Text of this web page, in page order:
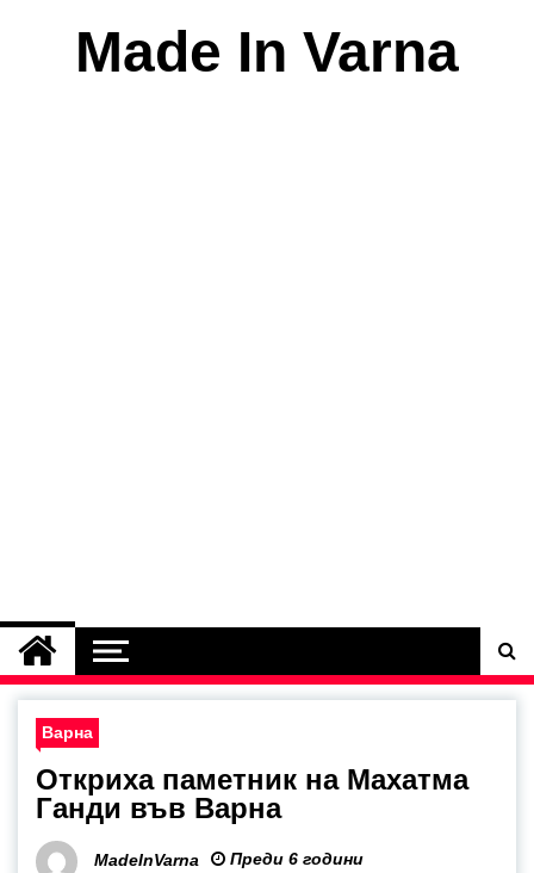
Made In Varna
Варна
Откриха паметник на Махатма
Ганди във Варна
MadeInVarna Преди 6 години